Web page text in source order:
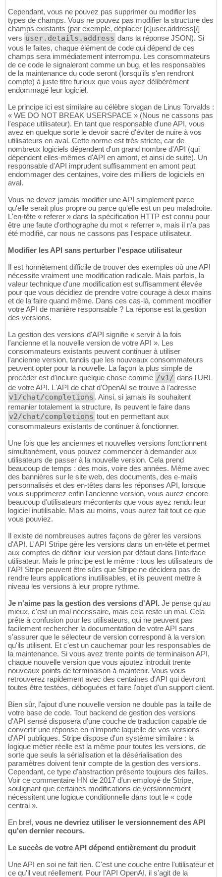
Cependant, vous ne pouvez pas supprimer ou modifier les
types de champs. Vous ne pouvez pas modifier la structure des
champs existants (par exemple, déplacer [c]user.address[/]
vers user.details.address dans la réponse JSON). Si
vous le faites, chaque élément de code qui dépend de ces
champs sera immédiatement interrompu. Les consommateurs
de ce code le signaleront comme un bug, et les responsables
de la maintenance du code seront (lorsqu'ils s'en rendront
compte) à juste titre furieux que vous ayez délibérément
endommagé leur logiciel.
Le principe ici est similaire au célèbre slogan de Linus Torvalds :
« WE DO NOT BREAK USERSPACE » (Nous ne cassons pas
l'espace utilisateur). En tant que responsable d'une API, vous
avez en quelque sorte le devoir sacré d'éviter de nuire à vos
utilisateurs en aval. Cette norme est très stricte, car de
nombreux logiciels dépendent d'un grand nombre d'API (qui
dépendent elles-mêmes d'API en amont, et ainsi de suite). Un
responsable d'API imprudent suffisamment en amont peut
endommager des centaines, voire des milliers de logiciels en
aval.
Vous ne devez jamais modifier une API simplement parce
qu'elle serait plus propre ou parce qu'elle est un peu maladroite.
L'en-tête « referer » dans la spécification HTTP est connu pour
être une faute d'orthographe du mot « referrer », mais il n'a pas
été modifié, car nous ne cassons pas l'espace utilisateur.
Modifier les API sans perturber l'espace utilisateur
Il est honnêtement difficile de trouver des exemples où une API
nécessite vraiment une modification radicale. Mais parfois, la
valeur technique d'une modification est suffisamment élevée
pour que vous décidiez de prendre votre courage à deux mains
et de la faire quand même. Dans ces cas-là, comment modifier
votre API de manière responsable ? La réponse est la gestion
des versions.
La gestion des versions d'API signifie « servir à la fois
l'ancienne et la nouvelle version de votre API ». Les
consommateurs existants peuvent continuer à utiliser
l'ancienne version, tandis que les nouveaux consommateurs
peuvent opter pour la nouvelle. La façon la plus simple de
procéder est d'inclure quelque chose comme /v1/ dans l'URL
de votre API. L'API de chat d'OpenAI se trouve à l'adresse
v1/chat/completions . Ainsi, si jamais ils souhaitent
remanier totalement la structure, ils peuvent le faire dans
v2/chat/completions tout en permettant aux
consommateurs existants de continuer à fonctionner.
Une fois que les anciennes et nouvelles versions fonctionnent
simultanément, vous pouvez commencer à demander aux
utilisateurs de passer à la nouvelle version. Cela prend
beaucoup de temps : des mois, voire des années. Même avec
des bannières sur le site web, des documents, des e-mails
personnalisés et des en-têtes dans les réponses API, lorsque
vous supprimerez enfin l'ancienne version, vous aurez encore
beaucoup d'utilisateurs mécontents que vous ayez rendu leur
logiciel inutilisable. Mais au moins, vous aurez fait tout ce que
vous pouviez.
Il existe de nombreuses autres façons de gérer les versions
d'API. L'API Stripe gère les versions dans un en-tête et permet
aux comptes de définir leur version par défaut dans l'interface
utilisateur. Mais le principe est le même : tous les utilisateurs de
l'API Stripe peuvent être sûrs que Stripe ne décidera pas de
rendre leurs applications inutilisables, et ils peuvent mettre à
niveau les versions à leur propre rythme.
Je n'aime pas la gestion des versions d'API. Je pense qu'au
mieux, c'est un mal nécessaire, mais cela reste un mal. Cela
prête à confusion pour les utilisateurs, qui ne peuvent pas
facilement rechercher la documentation de votre API sans
s'assurer que le sélecteur de version correspond à la version
qu'ils utilisent. Et c'est un cauchemar pour les responsables de
la maintenance. Si vous avez trente points de terminaison API,
chaque nouvelle version que vous ajoutez introduit trente
nouveaux points de terminaison à maintenir. Vous vous
retrouverez rapidement avec des centaines d'API qui devront
toutes être testées, déboguées et faire l'objet d'un support client.
Bien sûr, l'ajout d'une nouvelle version ne double pas la taille de
votre base de code. Tout backend de gestion des versions
d'API sensé disposera d'une couche de traduction capable de
convertir une réponse en n'importe laquelle de vos versions
d'API publiques. Stripe dispose d'un système similaire : la
logique métier réelle est la même pour toutes les versions, de
sorte que seuls la sérialisation et la désérialisation des
paramètres doivent tenir compte de la gestion des versions.
Cependant, ce type d'abstraction présente toujours des failles.
Voir ce commentaire HN de 2017 d'un employé de Stripe,
soulignant que certaines modifications de versionnement
nécessitent une logique conditionnelle dans tout le « code
central ».
En bref, vous ne devriez utiliser le versionnement des API
qu'en dernier recours.
Le succès de votre API dépend entièrement du produit
Une API en soi ne fait rien. C'est une couche entre l'utilisateur et
ce qu'il veut réellement. Pour l'API OpenAI, il s'agit de la